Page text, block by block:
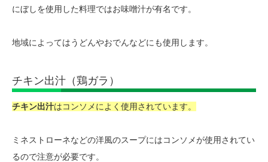
にぼしを使用した料理ではお味噌汁が有名です。
地域によってはうどんやおでんなどにも使用します。
チキン出汁（鶏ガラ）
チキン出汁はコンソメによく使用されています。
ミネストローネなどの洋風のスープにはコンソメが使用されてい
るので注意が必要です。